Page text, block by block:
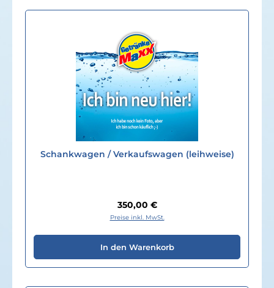
Schankwagen / Verkaufswagen (leihweise)
Regulärer Preis:
350,00 €
Preise inkl. MwSt.
In den Warenkorb